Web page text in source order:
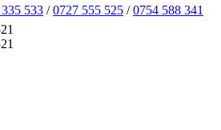
533 /0727 555 525 /0754 588 341